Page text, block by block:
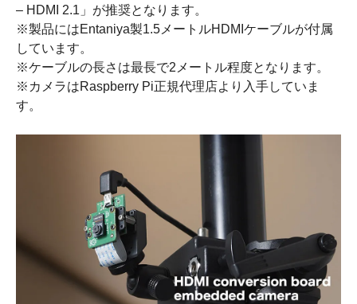
– HDMI 2.1」が推奨となります。
※製品にはEntaniya製1.5メートルHDMIケーブルが付属
しています。
※ケーブルの長さは最長で2メートル程度となります。
※カメラはRaspberry Pi正規代理店より入手していま
す。